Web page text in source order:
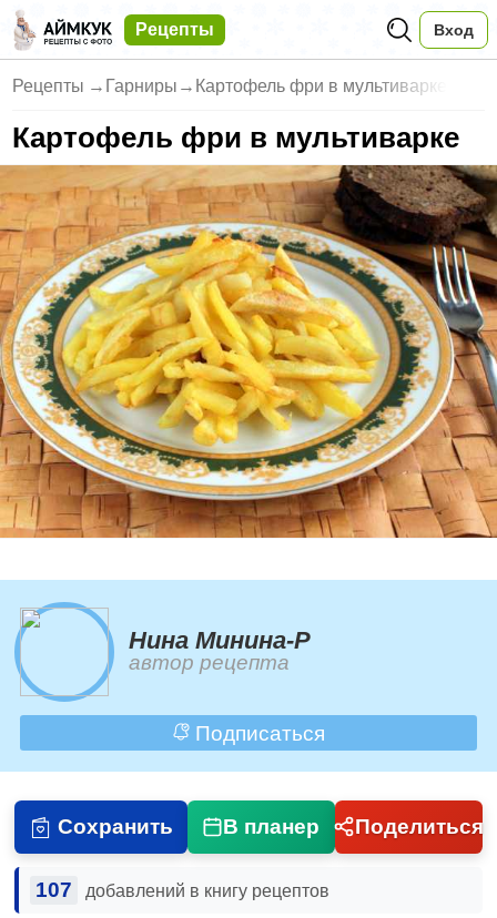
Рецепты Вход
Рецепты → Гарниры → Картофель фри в мультиварке
Картофель фри в мультиварке
Нина Минина-Р
автор рецепта
Подписаться
Сохранить В планер Поделиться
107 добавлений в книгу рецептов